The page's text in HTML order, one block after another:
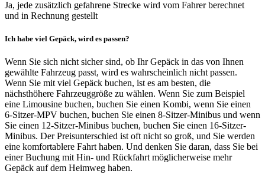
Ja, jede zusätzlich gefahrene Strecke wird vom Fahrer berechnet
und in Rechnung gestellt
Ich habe viel Gepäck, wird es passen?
Wenn Sie sich nicht sicher sind, ob Ihr Gepäck in das von Ihnen
gewählte Fahrzeug passt, wird es wahrscheinlich nicht passen.
Wenn Sie mit viel Gepäck buchen, ist es am besten, die
nächsthöhere Fahrzeuggröße zu wählen. Wenn Sie zum Beispiel
eine Limousine buchen, buchen Sie einen Kombi, wenn Sie einen
6-Sitzer-MPV buchen, buchen Sie einen 8-Sitzer-Minibus und wenn
Sie einen 12-Sitzer-Minibus buchen, buchen Sie einen 16-Sitzer-
Minibus. Der Preisunterschied ist oft nicht so groß, und Sie werden
eine komfortablere Fahrt haben. Und denken Sie daran, dass Sie bei
einer Buchung mit Hin- und Rückfahrt möglicherweise mehr
Gepäck auf dem Heimweg haben.